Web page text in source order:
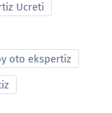
Ucreti
oto ekspertiz